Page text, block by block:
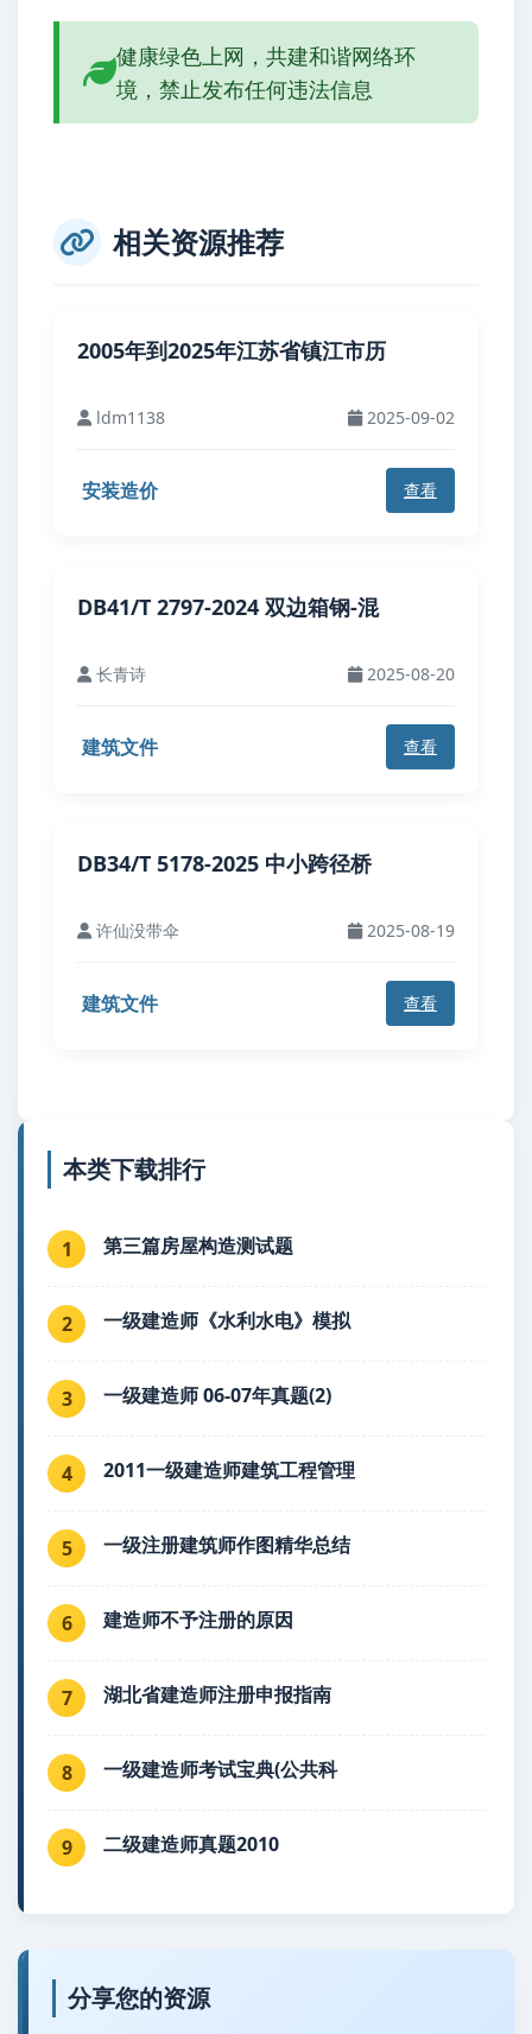
健康绿色上网，共建和谐网络环
境，禁止发布任何违法信息
相关资源推荐
2005年到2025年江苏省镇江市历
ldm1138 2025-09-02
安装造价 查看
DB41/T 2797-2024 双边箱钢-混
长青诗 2025-08-20
建筑文件 查看
DB34/T 5178-2025 中小跨径桥
许仙没带伞 2025-08-19
建筑文件 查看
本类下载排行
1 第三篇房屋构造测试题
2 一级建造师《水利水电》模拟
3 一级建造师 06-07年真题(2)
4 2011一级建造师建筑工程管理
5 一级注册建筑师作图精华总结
6 建造师不予注册的原因
7 湖北省建造师注册申报指南
8 一级建造师考试宝典(公共科
9 二级建造师真题2010
分享您的资源